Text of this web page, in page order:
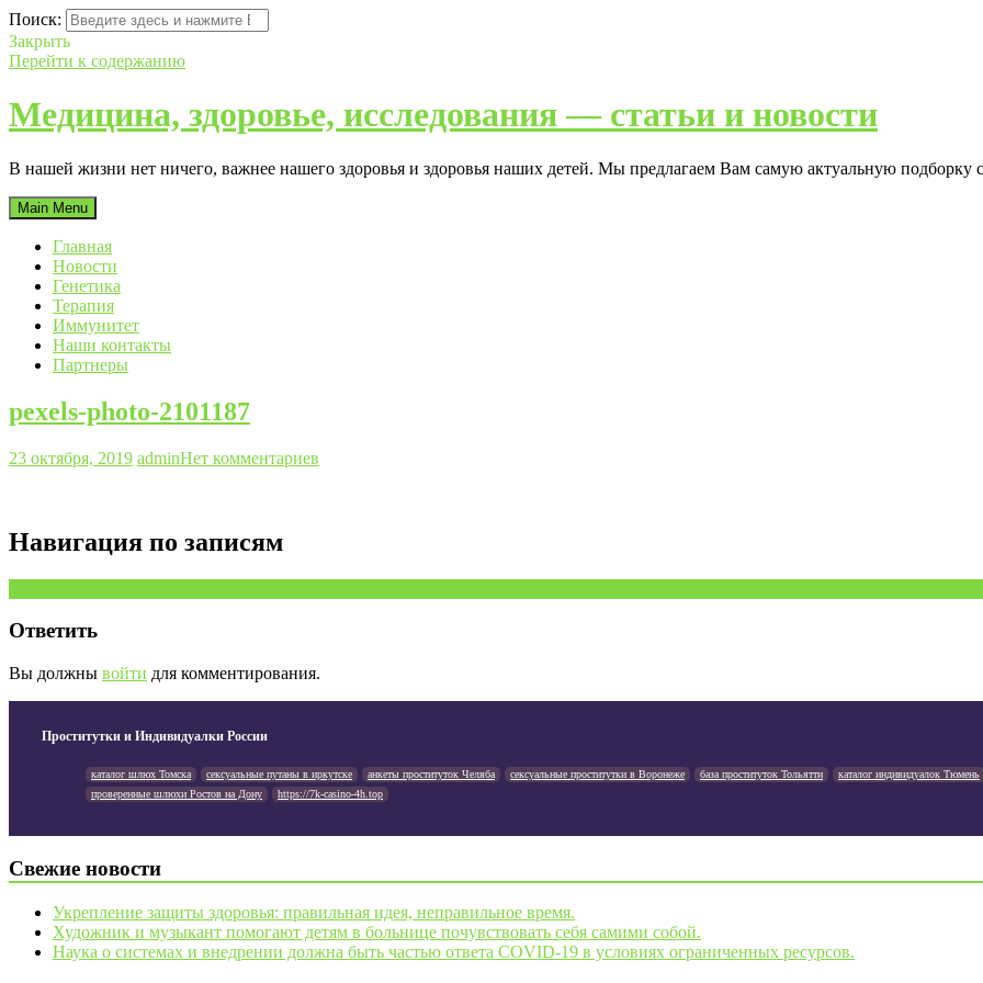
Поиск:
Закрыть
Перейти к содержанию
Медицина, здоровье, исследования — статьи и новости
В нашей жизни нет ничего, важнее нашего здоровья и здоровья наших детей. Мы предлагаем Вам самую актуальную подборку
Main Menu
Главная
Новости
Генетика
Терапия
Иммунитет
Наши контакты
Партнеры
pexels-photo-2101187
23 октября, 2019 adminНет комментариев
Навигация по записям
Ответить
Вы должны войти для комментирования.
Проститутки и Индивидуалки России
каталог шлюх Томска сексуальные путаны в иркутске анкеты проституток Челяба сексуальные проститутки в Воронеже база проституток Тольятти каталог индивидуалок Тюмень
проверенные шлюхи Ростов на Дону
https://7k-casino-4h.top
Свежие новости
Укрепление защиты здоровья: правильная идея, неправильное время.
Художник и музыкант помогают детям в больнице почувствовать себя самими собой.
Наука о системах и внедрении должна быть частью ответа COVID-19 в условиях ограниченных ресурсов.